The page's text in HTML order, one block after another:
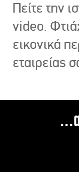
Πείτε την
video.
εικονικά
εταιρείας